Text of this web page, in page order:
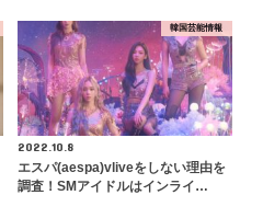
韓国芸能情報
2022.10.8
エスパ(aespa)vliveをしない理由を
調査！SMアイドルはインライ…